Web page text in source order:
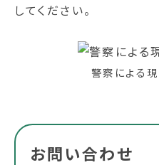
してください。
警察による
お問い合わせ